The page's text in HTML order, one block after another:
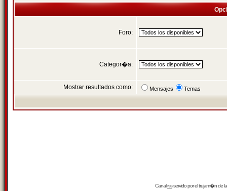
Foro:
Categor�a:
Mostrar resultados como: Mensajes Temas
Canalrssservido por eltrujam�nde